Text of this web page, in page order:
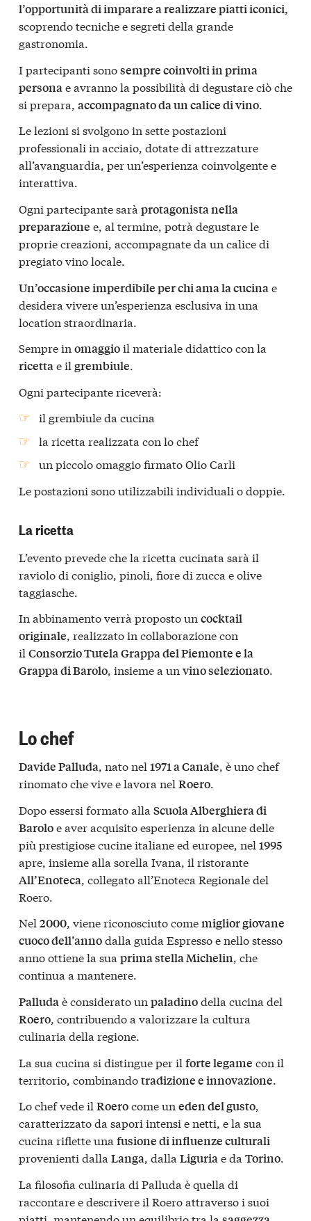
l’opportunità di imparare a realizzare piatti iconici,
scoprendo tecniche e segreti della grande
gastronomia.
I partecipanti sonosempre coinvolti in prima
personae avranno la possibilità di degustare ciò che
si prepara, accompagnato da un calice di vino.
Le lezioni si svolgono in sette postazioni
professionali in acciaio, dotate di attrezzature
all’avanguardia, per un’esperienza coinvolgente e
interattiva.
Ogni partecipante sarà protagonista nella
preparazione e, al termine, potrà degustare le
proprie creazioni, accompagnate da un calice di
pregiato vino locale.
Un’occasione imperdibile per chi ama la cucina e
desidera vivere un’esperienza esclusiva in una
location straordinaria.
Sempre in omaggioil materiale didattico con la
ricettae il grembiule.
Ogni partecipante riceverà:
il grembiule da cucina
la ricetta realizzata con lo chef
un piccolo omaggio firmato Olio Carli
Le postazioni sono utilizzabili individuali o doppie.
La ricetta
L’evento prevede che la ricetta cucinata sarà il
raviolo di coniglio, pinoli, fiore di zucca e olive
taggiasche.
In abbinamento verrà proposto un cocktail
originale, realizzato in collaborazione con
il Consorzio Tutela Grappa del Piemonte e la
Grappa di Barolo, insieme a un vino selezionato.
Lo chef
Davide Palluda, nato nel 1971 a Canale, è uno chef
rinomato che vive e lavora nel Roero.
Dopo essersi formato alla Scuola Alberghiera di
Baroloe aver acquisito esperienza in alcune delle
più prestigiose cucine italiane ed europee, nel 1995
apre, insieme alla sorella Ivana, il ristorante
All’Enoteca, collegato all’Enoteca Regionale del
Roero.
Nel 2000, viene riconosciuto comemiglior giovane
cuoco dell’annodalla guida Espresso e nello stesso
anno ottiene la sua prima stella Michelin, che
continua a mantenere.
Palludaè considerato un paladinodella cucina del
Roero, contribuendo a valorizzare la cultura
culinaria della regione.
La sua cucina si distingue per il forte legame con il
territorio, combinandotradizione e innovazione.
Lo chef vede il Roerocome un eden del gusto,
caratterizzato da sapori intensi e netti, e la sua
cucina riflette una fusione di influenze culturali
provenienti dalla Langa, dalla Liguriae da Torino.
La filosofia culinaria di Palluda è quella di
raccontare e descrivere il Roero attraverso i suoi